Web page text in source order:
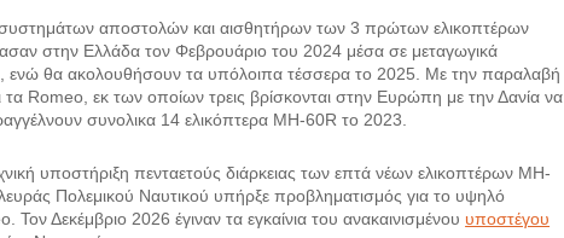
αποστολών και αισθητήρων των 3 πρώτων ελικοπτέρων
στην Ελλάδα τον Φεβρουάριο του 2024 μέσα σε μεταγωγικά
ενώ θα ακολουθήσουν τα υπόλοιπα τέσσερα το 2025. Με την παραλαβή
Romeo, εκ των οποίων τρεις βρίσκονται στην Ευρώπη με την Δανία να
συνολικα 14 ελικόπτερα MH-60R το 2023.
υποστήριξη πενταετούς διάρκειας των επτά νέων ελικοπτέρων MH-
Πολεμικού Ναυτικού υπήρξε προβληματισμός για το υψηλό
Δεκέμβριο 2026 έγιναν τα εγκαίνια του ανακαινισμένου υποστέγου